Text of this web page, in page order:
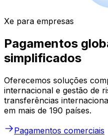
Xe para empresas
Pagamentos
simplificados
Oferecemos soluções
internacional e gestão de
transferências
em mais de 190 países.
Pagamentos comerciais